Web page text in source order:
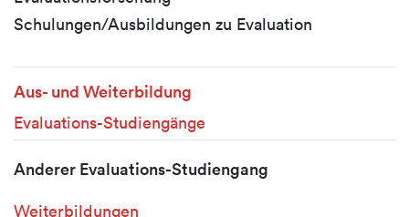
Schulungen/Ausbildungen zu Evaluation
Aus- und Weiterbildung
Evaluations-Studiengänge
Anderer Evaluations-Studiengang
Weiterbildungen